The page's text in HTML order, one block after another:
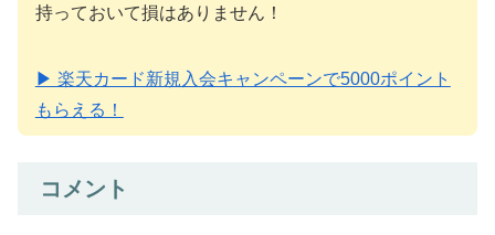
持っておいて損はありません！
▶ 楽天カード新規入会キャンペーンで5000ポイント
もらえる！
コメント